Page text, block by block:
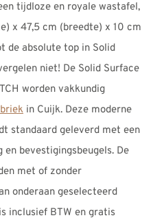
tijdloze en royale wastafel,
x 47,5 cm (breedte) x 10 cm
de absolute top in Solid
niet! De Solid Surface
worden vakkundig
in Cuijk. Deze moderne
standaard geleverd met een
bevestigingsbeugels. De
met of zonder
onderaan geselecteerd
inclusief BTW en gratis